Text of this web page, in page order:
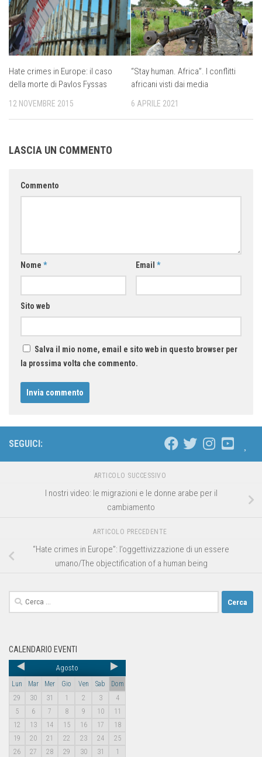
Hate crimes in Europe: il caso
della morte di Pavlos Fyssas
12 NOVEMBRE 2015
“Stay human. Africa”. I conflitti
africani visti dai media
6 APRILE 2021
LASCIA UN COMMENTO
Commento
Nome * Email *
Sito web
Salva il mio nome, email e sito web in questo browser per
la prossima volta che commento.
SEGUICI:
ARTICOLO SUCCESSIVO
I nostri video: le migrazioni e le donne arabe per il
cambiamento
ARTICOLO PRECEDENTE
“Hate crimes in Europe”: l’oggettivizzazione di un essere
umano/The objectification of a human being
CALENDARIO EVENTI
Agosto
Lun Mar Mer Gio Ven Sab
Dom
29
30 31 1 2 3
4
5
6 7 8 9 10
11
12
13 14 15 16 17
18
19
20 21 22 23 24
25
26
27 28 29 30 31 1